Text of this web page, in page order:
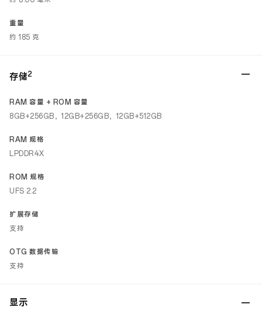
重量
约 185 克
存储2
RAM 容量 + ROM 容量
8GB+256GB，12GB+256GB，12GB+512GB
RAM 规格
LPDDR4X
ROM 规格
UFS 2.2
扩展存储
支持
OTG 数据传输
支持
显示